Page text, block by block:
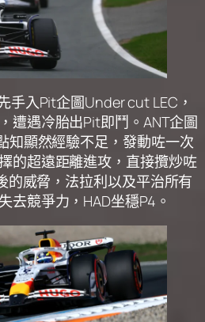
手入Pit企圖Under cut LEC，
遭遇冷胎出Pit即鬥。ANT企圖
知顯然經驗不足，發動咗一次
的超遠距離進攻，直接攬炒咗
的威脅，法拉利以及平治所有
去競爭力，HAD坐穩P4。